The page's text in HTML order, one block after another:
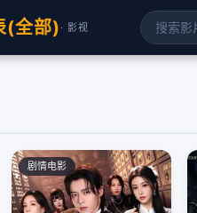
(全部) · 影视
剧情电影